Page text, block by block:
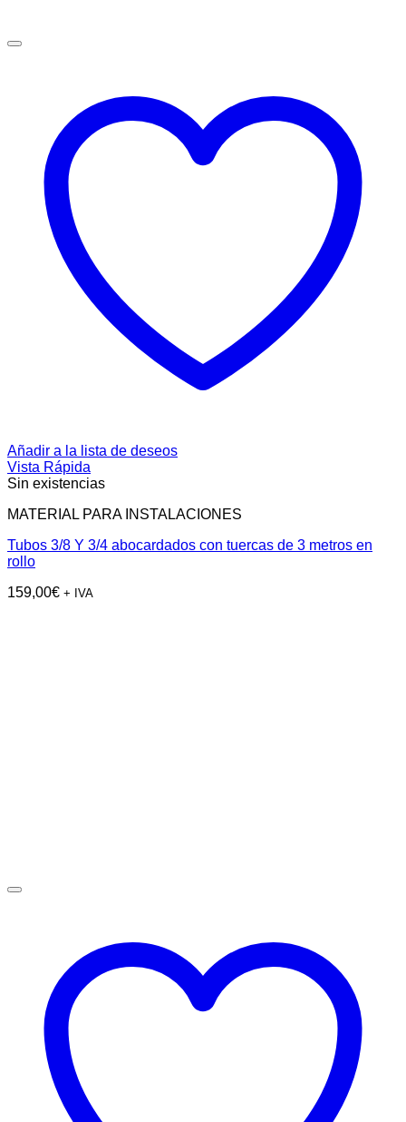
Añadir a la lista de deseos
Vista Rápida
Sin existencias
MATERIAL PARA INSTALACIONES
Tubos 3/8 Y 3/4 abocardados con tuercas de 3 metros en
rollo
159,00€ + IVA